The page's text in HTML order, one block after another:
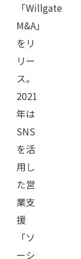
「Willgate
M&A」
をリ
リー
ス。
2021
年は
SNS
を活
用し
た営
業支
援
「ソ
ーシ